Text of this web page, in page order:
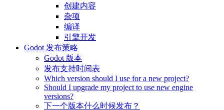
创建内容
杂项
编译
引擎开发
Godot 发布策略
Godot 版本
发布支持时间表
Which version should I use for a new project?
Should I upgrade my project to use new engine
versions?
下一个版本什么时候发布？